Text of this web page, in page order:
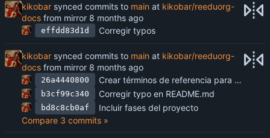
kikobar synced commits to main at kikobar/reeduorg-
docs from mirror
effdd83d1d Corregir typos
kikobar synced commits to main at kikobar/reeduorg-
docs from mirror
26a4440800 Crear términos de referencia para el diseño de procesos y funciones
b3cf99c340 Corregir typo en README.md
bd8c8cb0af
Incluir fases del proyecto
Compare 3 commits »